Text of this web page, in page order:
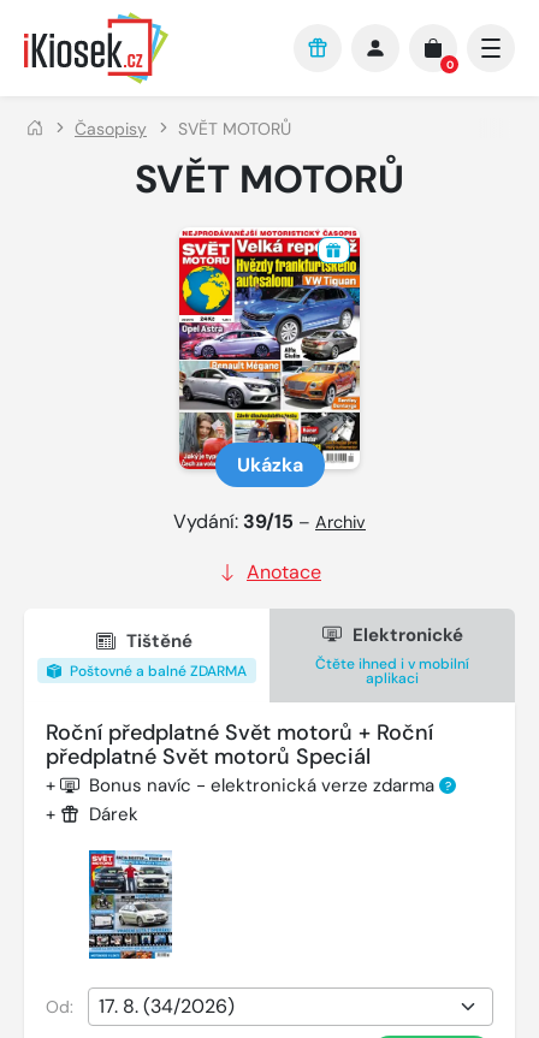
Přejít na hlavní obsah
0
Časopisy SVĚT MOTORŮ
SVĚT MOTORŮ
Ukázka
Vydání: 39/15 – Archiv
Anotace
Tištěné
Poštovné a balné ZDARMA
Elektronické
Čtěte ihned i v mobilní
aplikaci
Roční předplatné Svět motorů + Roční
předplatné Svět motorů Speciál
+ Bonus navíc - elektronická verze zdarma ?
+ Dárek
Od: